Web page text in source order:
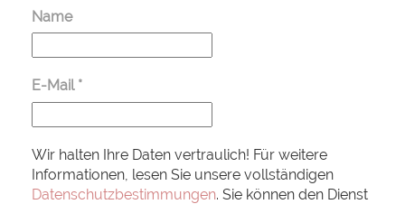
Name
E-Mail *
Wir halten Ihre Daten vertraulich! Für weitere
Informationen, lesen Sie unsere vollständigen
Datenschutzbestimmungen. Sie können den Dienst